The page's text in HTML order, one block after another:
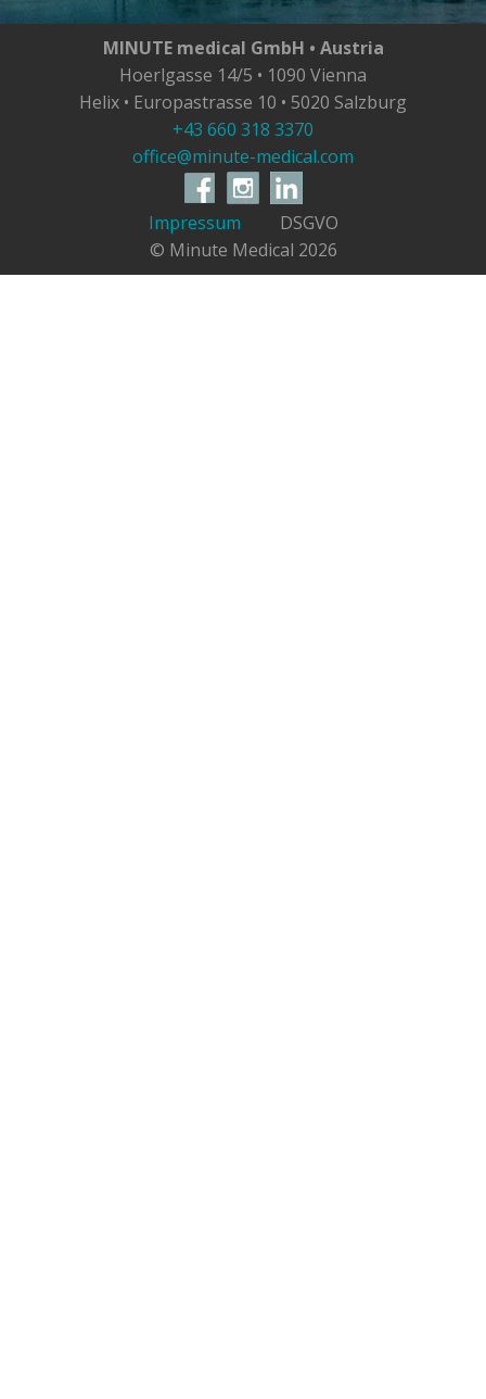
MINUTE medical GmbH • Austria
Hoerlgasse 14/5 • 1090 Vienna
Helix • Europastrasse 10 • 5020 Salzburg
+43 660 318 3370
office@minute-medical.com
Impressum DSGVO
© Minute Medical 2026